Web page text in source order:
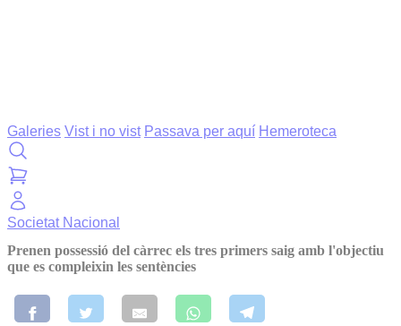
Galeries Vist i no vist Passava per aquí Hemeroteca
Societat Nacional
Prenen possessió del càrrec els tres primers saig amb l'objectiu
que es compleixin les sentències